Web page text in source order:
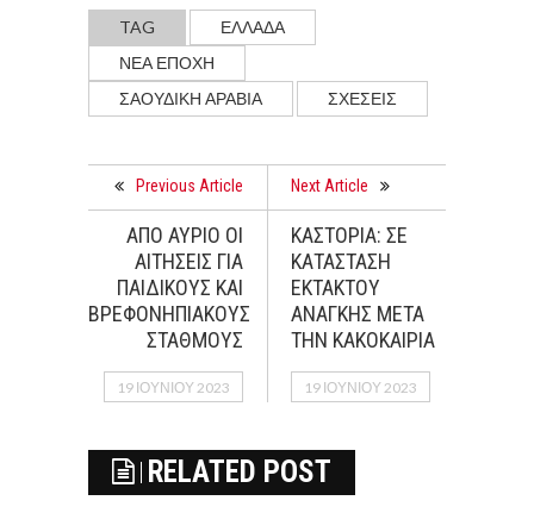
TAG
ΕΛΛΑΔΑ
ΝΕΑ ΕΠΟΧΗ
ΣΑΟΥΔΙΚΗ ΑΡΑΒΙΑ
ΣΧΈΣΕΙΣ
Previous Article
ΑΠΟ ΑΥΡΙΟ ΟΙ
ΑΙΤΗΣΕΙΣ ΓΙΑ
ΠΑΙΔΙΚΟΥΣ ΚΑΙ
ΒΡΕΦΟΝΗΠΙΑΚΟΥΣ
ΣΤΑΘΜΟΥΣ
19 ΙΟΥΝΊΟΥ 2023
Next Article
ΚΑΣΤΟΡΙΑ: ΣΕ
ΚΑΤΑΣΤΑΣΗ
ΕΚΤΑΚΤΟΥ
ΑΝΑΓΚΗΣ ΜΕΤΑ
ΤΗΝ ΚΑΚΟΚΑΙΡΙΑ
19 ΙΟΥΝΊΟΥ 2023
RELATED POST